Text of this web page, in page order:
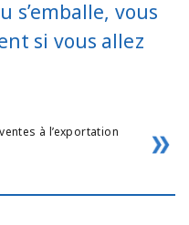
s’emballe, vous
si vous allez
à l’exportation